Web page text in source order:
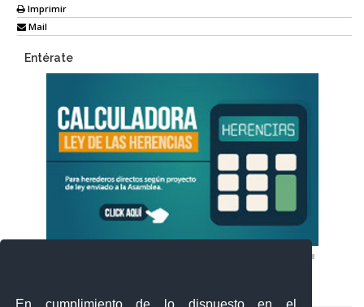
En cumplimiento de lo dispuesto en el
Imprimir
Mail
Entérate